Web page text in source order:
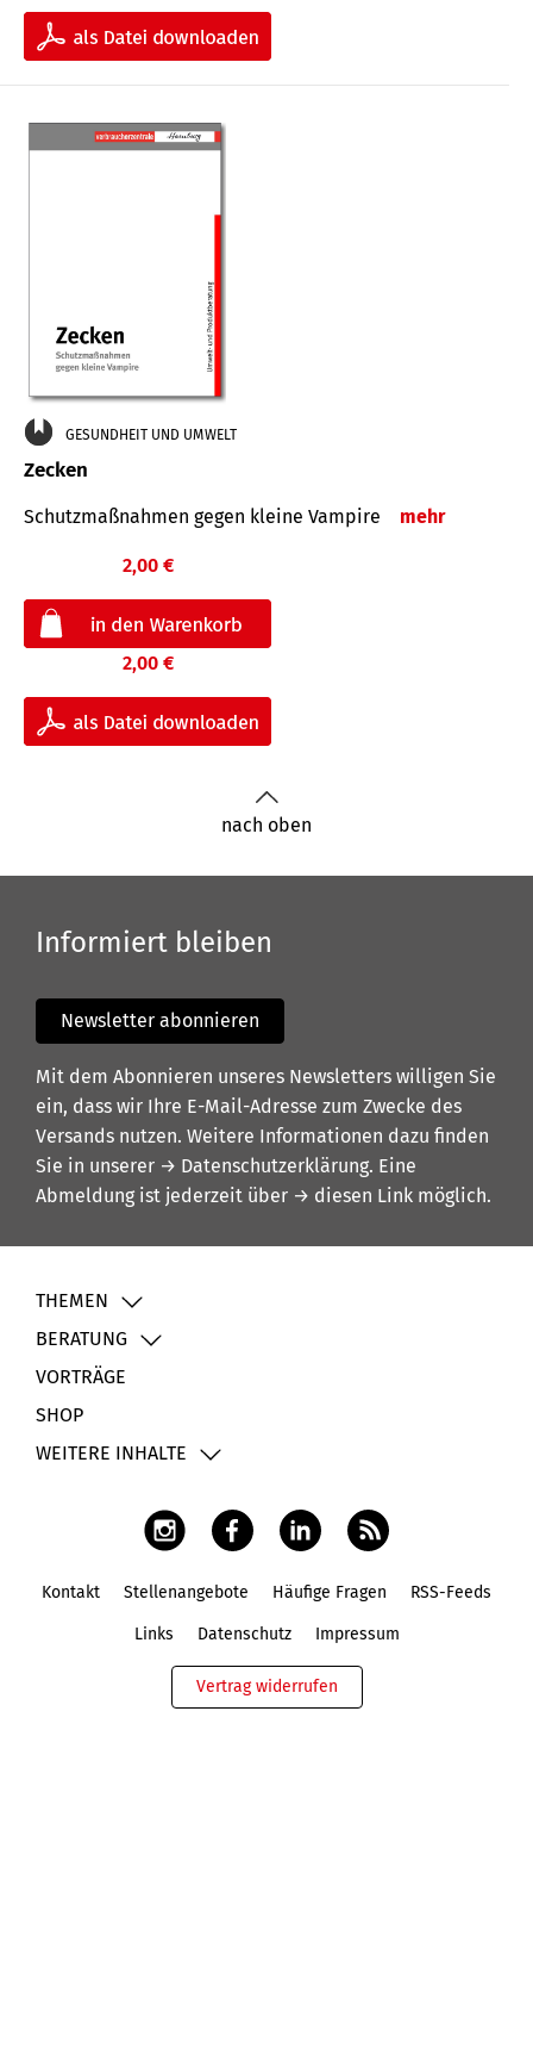
GESUNDHEIT UND UMWELT
Zecken
Schutz­maß­nahmen gegen kleine Vampire mehr
2,00 €
2,00 €
nach oben
Informiert bleiben
Newsletter abonnieren
Mit dem Abonnieren unseres Newsletters willigen Sie
ein, dass wir Ihre E-Mail-Adresse zum Zwecke des
Versands nutzen. Weitere Informationen dazu finden
Sie in unserer → Datenschutzerklärung. Eine
Abmeldung ist jederzeit über → diesen Link möglich.
THEMEN
BERATUNG
VORTRÄGE
SHOP
WEITERE INHALTE
Kontakt Stellenangebote Häufige Fragen RSS-Feeds
Links Datenschutz Impressum
Vertrag widerrufen